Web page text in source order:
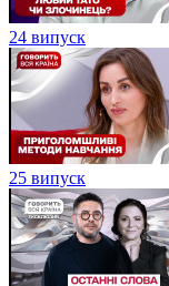
24 випуск
25 випуск